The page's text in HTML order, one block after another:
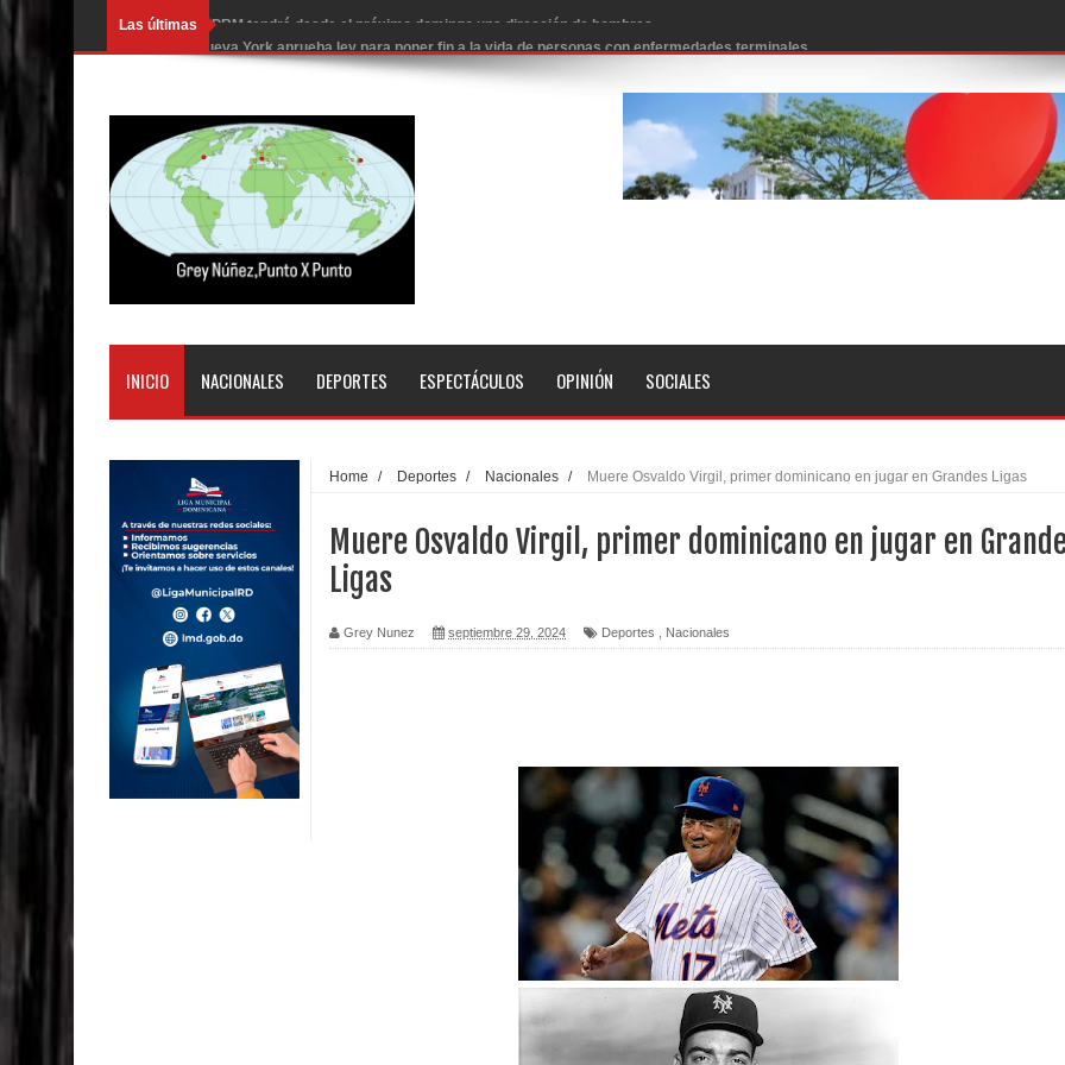
Las últimasNueva York aprueba ley para poner fin a la vida de personas con enfermedades terminales
Juan Luis Guerra cerrará los Juegos Centroamericanos SD 2026
En Santiago precio del botellón de agua sube a 90 pesos
Entre 20 y 40 inmigrantes al día son detenidos en los aeropuertos de EE.UU., según NBC
Belkis Concepción será intervenida por un delicado problema cardíaco
Abel Martínez llama a los dominicanos a unirse para sacar al PRM del Gobierno
PRM votará “por aclamación” a sus nuevas autoridades
El expresidente peruano Ollanta Humala queda en libertad tras la anulación de condena de 15 años por lavado
DIGEIG y Liga Municipal Dominicana impulsan nuevas metas de transparencia a través SISMAP municipal
La Fiscalía de Bolivia ordena la detención del expresidente Evo Morales
Calor extremo para este jueves en gran parte del territorio nacional
Miles de marroquíes cruzan la frontera en masa para entrar a España
TC declara inconstitucional decreto sobre horarios de venta de alcohol vigente desde 2006 y exige ley del
Congreso
Presidente LMD Víctor D´Aza supervisa obra relleno sanitario y se reúne con alcalde San Cristóbal
Heridos y edificios colapsados tras terremoto de magnitud 7,1 en Japón
Poder Ejecutivo promulga modificaciones al nuevo Código Penal
Diputado Félix Michell Rodríguez reveló que con Presupuesto Complementario gobierno endeuda país con
INICIO NACIONALES DEPORTES ESPECTÁCULOS OPINIÓN SOCIALES
Home / Deportes / Nacionales / Muere Osvaldo Virgil, primer dominicano en jugar en Grandes Ligas
Muere Osvaldo Virgil, primer dominicano en jugar en
Ligas
Grey Nunez septiembre 29, 2024 Deportes Nacionales